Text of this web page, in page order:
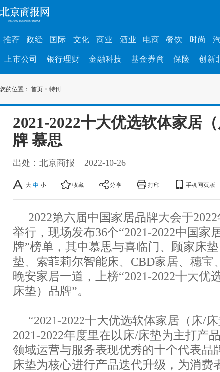
推荐 政经 国际 文化 商业 酒业 电商 餐饮 时尚
上市公司 银行理财 金融科技 基金券商 保险 创新
您的位置： 首页 > 特刊
2021-2022十大优选软体家居
牌 慕思
出处：北京商报 2022-10-26
大 中 小 收藏 分享 打印 手机网页版
2022第六届中国家居品牌大会于
举行，现场发布36个“2021-2022中国家
牌”榜单，其中慕思与喜临门、顾家床
垫、索菲莉尔智能床、CBD家居、穗宝
晚安家居一道，上榜“2021-2022十大优
床垫）品牌”。
“2021-2022十大优选软体家居（床/
2021-2022年度里在以床/床垫为主打产
领域运营与服务表现优秀的十个代表品
床垫为核心进行产品迭代升级，为消费